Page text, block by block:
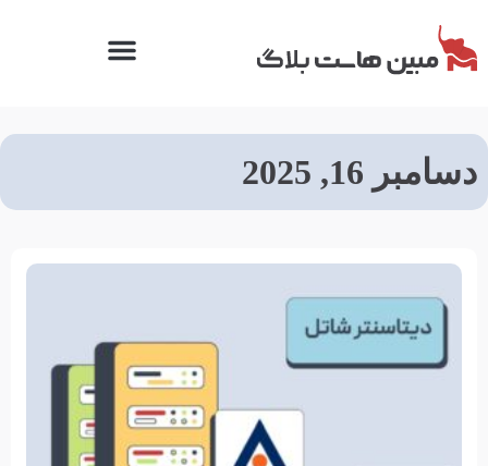
دسامبر 16, 2025